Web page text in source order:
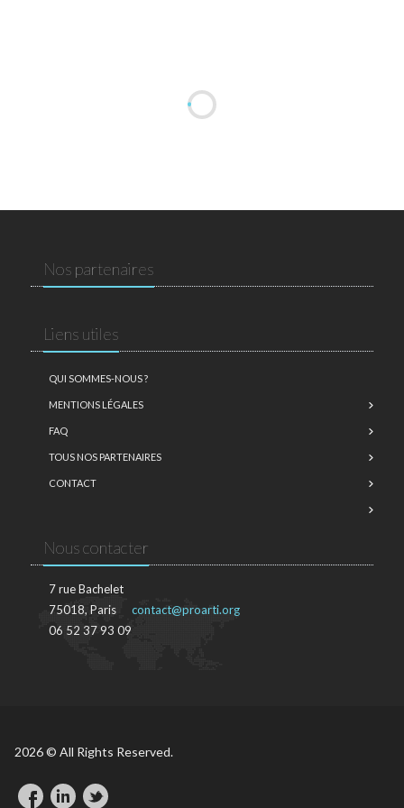
Nos partenaires
Liens utiles
QUI SOMMES-NOUS ?
MENTIONS LÉGALES
FAQ
TOUS NOS PARTENAIRES
CONTACT
Nous contacter
7 rue Bachelet
75018, Paris
06 52 37 93 09
contact@proarti.org
2026 © All Rights Reserved.